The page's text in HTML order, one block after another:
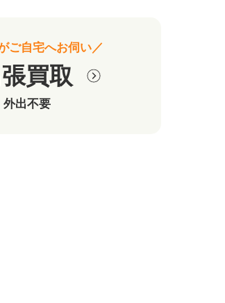
ご自宅へお伺い／
買取
外出不要